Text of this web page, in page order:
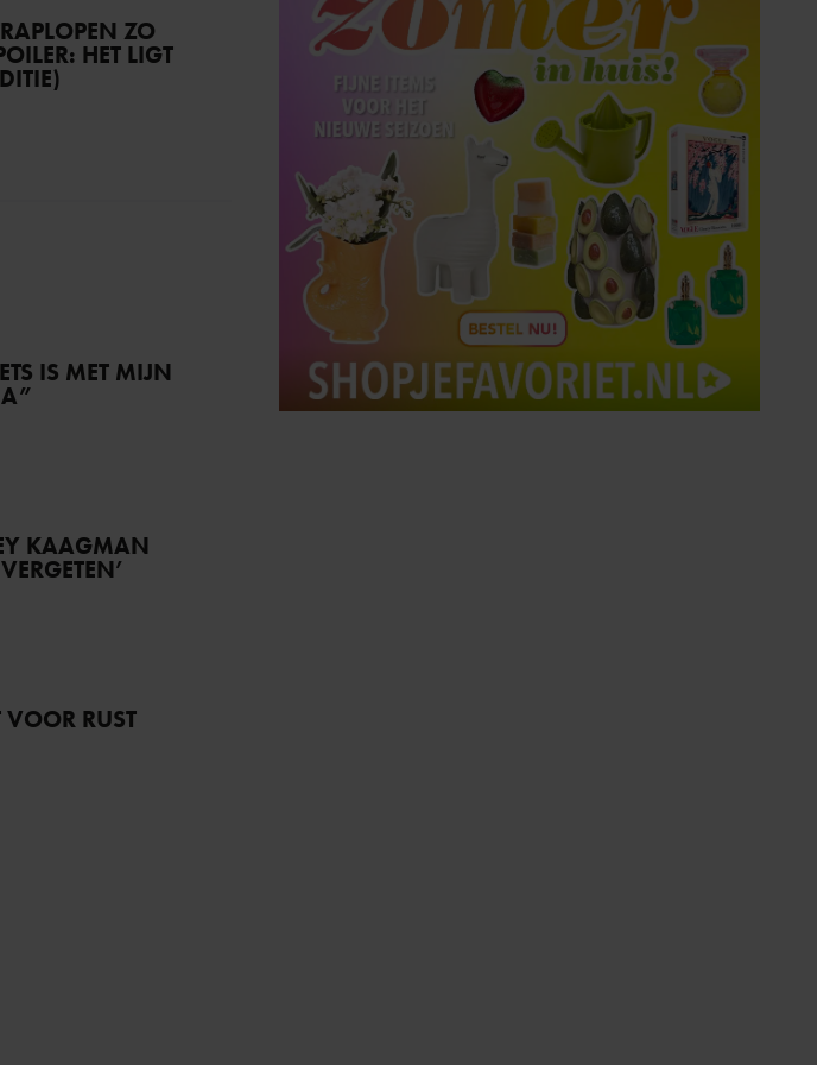
ZO
HET LIGT
IS MET MIJN
KAAGMAN
RUST